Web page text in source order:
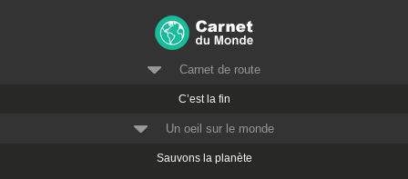
Carnet de route
C’est la fin
Un oeil sur le monde
Sauvons la planète